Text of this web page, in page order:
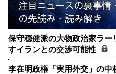
保守穏健派の大物政治家ラ
すイランとの交渉可能性
李在明政権「実用外交」の